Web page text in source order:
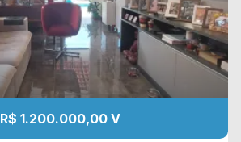
R$ 1.200.000,00 V